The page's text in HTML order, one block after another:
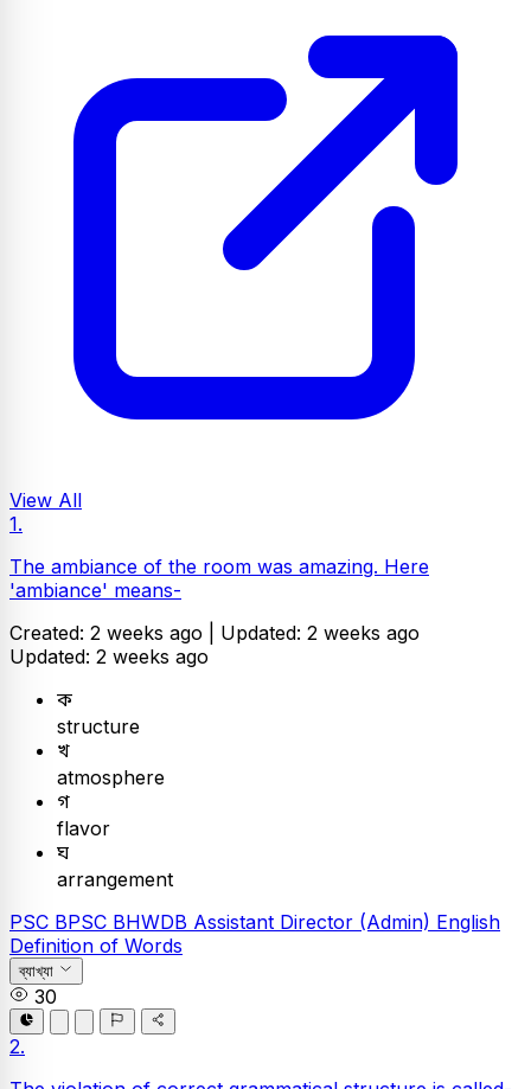
View All
1.
The ambiance of the room was amazing. Here
'ambiance' means-
Created: 2 weeks ago | Updated: 2 weeks ago
Updated: 2 weeks ago
ক
structure
খ
atmosphere
গ
flavor
ঘ
arrangement
PSC BPSC BHWDB Assistant Director (Admin) English
Definition of Words
ব্যাখ্যা
30
2.